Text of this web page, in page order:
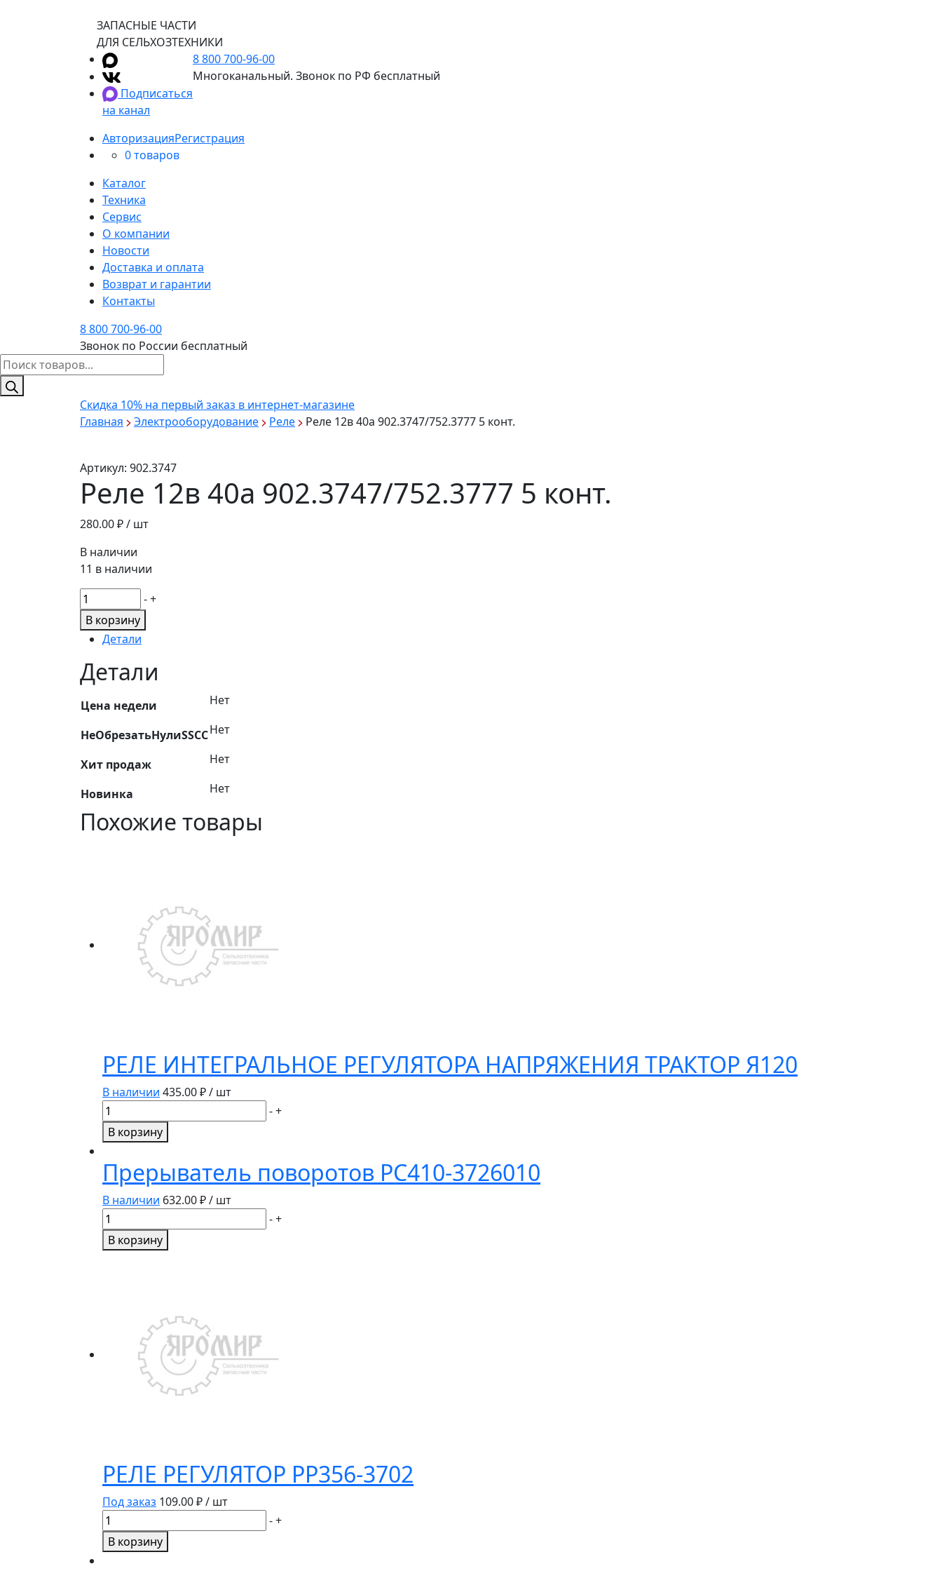
ЗАПАСНЫЕ ЧАСТИ
ДЛЯ СЕЛЬХОЗТЕХНИКИ
Подписаться
на канал
8 800 700-96-00
Многоканальный. Звонок по РФ бесплатный
АвторизацияРегистрация
0 товаров
Каталог
Техника
Сервис
О компании
Новости
Доставка и оплата
Возврат и гарантии
Контакты
8 800 700-96-00
Звонок по России бесплатный
Поиск
товаров
Скидка 10% на первый заказ в интернет-магазине
Главная
Электрооборудование Реле Реле 12в 40а 902.3747/752.3777 5 конт.
Артикул: 902.3747
Реле 12в 40а 902.3747/752.3777 5 конт.
280.00₽ / шт
В наличии
11 в наличии
Количество
товара
Реле
12в
40а
902.3747/752.3777
конт.
-+
В корзину
Детали
Детали
Цена недели Нет
НеОбрезатьНулиSSCCНет
Хит продаж Нет
Новинка Нет
Похожие товары
РЕЛЕ ИНТЕГРАЛЬНОЕ РЕГУЛЯТОРА НАПРЯЖЕНИЯ ТРАКТОР Я120
В наличии 435.00₽ / шт
Количество
товара
РЕЛЕ
РЕГУЛЯТОРА
НАПРЯЖЕНИЯ
ТРАКТОР
Я120
-+
В корзину
Прерыватель поворотов PC410-3726010
В наличии 632.00₽ / шт
Количество
товара
Прерыватель
-+
В корзину
РЕЛЕ РЕГУЛЯТОР РР356-3702
Под заказ 109.00₽ / шт
Количество
товара
РЕЛЕ
-+
В корзину